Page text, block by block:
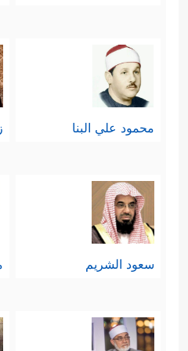
مصدرها، وأن يكون
الذي تفضَّل عليه
يستعملها بخلاف ما
والعمل الطيب، وهو
الرحمن عليه وعلى
والنموذج
فيبدأ بالقول الطيب
محمود علي البنا
سعود الشريم